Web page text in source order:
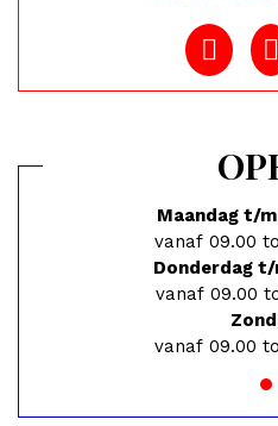
Maandag t/
vanaf 09.00
Donderdag
vanaf 09.00
vanaf 09.00